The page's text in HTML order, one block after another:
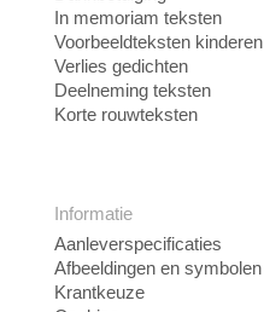
In memoriam teksten
Voorbeeldteksten kinderen
Verlies gedichten
Deelneming teksten
Korte rouwteksten
Informatie
Aanleverspecificaties
Afbeeldingen en symbolen
Krantkeuze